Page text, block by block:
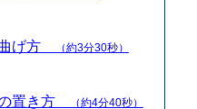
曲げ方 （約3分30秒）
置き方 （約4分40秒）